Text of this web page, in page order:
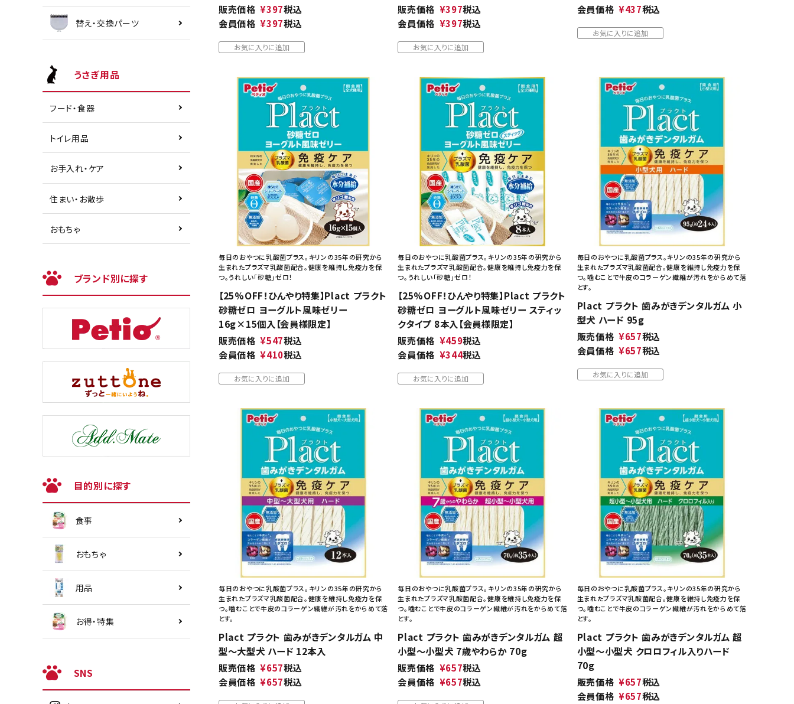
替え・交換パーツ
うさぎ用品
フード・食器
トイレ用品
お手入れ・ケア
住まい・お散歩
おもちゃ
ブランド別に探す
目的別に探す
食事
おもちゃ
用品
お得・特集
SNS
販売価格 ¥397税込
会員価格 ¥397税込
お気に入りに追加
販売価格 ¥397税込
会員価格 ¥397税込
お気に入りに追加
会員価格 ¥437税込
お気に入りに追加
毎日のおやつに乳酸菌プラス。キリンの35年の研究から
生まれたプラズマ乳酸菌配合。健康を維持し免疫力を保
つ。うれしい「砂糖」ゼロ！
【25%OFF！ひんやり特集】Plact プラクト
砂糖ゼロ ヨーグルト風味ゼリー
16g×15個入【会員様限定】
販売価格 ¥547税込
会員価格 ¥410税込
お気に入りに追加
毎日のおやつに乳酸菌プラス。キリンの35年の研究から
生まれたプラズマ乳酸菌配合。健康を維持し免疫力を保
つ。うれしい「砂糖」ゼロ！
【25%OFF！ひんやり特集】Plact プラクト
砂糖ゼロ ヨーグルト風味ゼリー スティッ
クタイプ 8本入【会員様限定】
販売価格 ¥459税込
会員価格 ¥344税込
お気に入りに追加
毎日のおやつに乳酸菌プラス。キリンの35年の研究から
生まれたプラズマ乳酸菌配合。健康を維持し免疫力を保
つ。噛むことで牛皮のコラーゲン繊維が汚れをからめて落
とす。
Plact プラクト 歯みがきデンタルガム 小
型犬 ハード 95g
販売価格 ¥657税込
会員価格 ¥657税込
お気に入りに追加
毎日のおやつに乳酸菌プラス。キリンの35年の研究から
生まれたプラズマ乳酸菌配合。健康を維持し免疫力を保
つ。噛むことで牛皮のコラーゲン繊維が汚れをからめて落
とす。
Plact プラクト 歯みがきデンタルガム 中
型～大型犬 ハード 12本入
販売価格 ¥657税込
会員価格 ¥657税込
毎日のおやつに乳酸菌プラス。キリンの35年の研究から
生まれたプラズマ乳酸菌配合。健康を維持し免疫力を保
つ。噛むことで牛皮のコラーゲン繊維が汚れをからめて落
とす。
Plact プラクト 歯みがきデンタルガム 超
小型～小型犬 7歳やわらか 70g
販売価格 ¥657税込
会員価格 ¥657税込
毎日のおやつに乳酸菌プラス。キリンの35年の研究から
生まれたプラズマ乳酸菌配合。健康を維持し免疫力を保
つ。噛むことで牛皮のコラーゲン繊維が汚れをからめて落
とす。
Plact プラクト 歯みがきデンタルガム 超
小型～小型犬 クロロフィル入りハード
70g
販売価格 ¥657税込
会員価格 ¥657税込